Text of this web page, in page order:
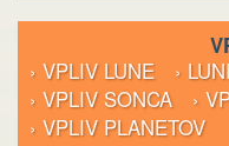
› VPLIV LUNE
›
› VPLIV SONCA
›
› VPLIV PLANETOV